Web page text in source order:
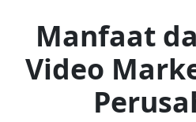
Manfaat
Video